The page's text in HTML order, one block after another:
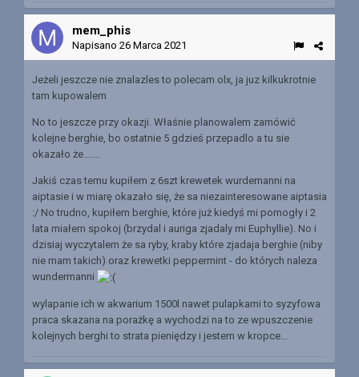
mem_phis
Napisano 26 Marca 2021
Jeżeli jeszcze nie znalazles to polecam olx, ja juz kilkukrotnie
tam kupowalem
No to jeszcze przy okazji. Właśnie planowalem zamówić
kolejne berghie, bo ostatnie 5 gdzieś przepadlo a tu sie
okazało że.......
Jakiś czas temu kupiłem z 6szt krewetek wurdemanni na
aiptasie i w miarę okazało się, że sa niezainteresowane aiptasia
:/ No trudno, kupiłem berghie, które już kiedyś mi pomogły i 2
lata miałem spokoj (brzydal i auriga zjadaly mi Euphyllie). No i
dzisiaj wyczytalem że sa ryby, kraby które zjadaja berghie (niby
nie mam takich) oraz krewetki peppermint - do których naleza
wundermanni
wylapanie ich w akwarium 1500l nawet pulapkami to syzyfowa
praca skazana na porażkę a wychodzi na to ze wpuszczenie
kolejnych berghi to strata pieniędzy i jestem w kropce...